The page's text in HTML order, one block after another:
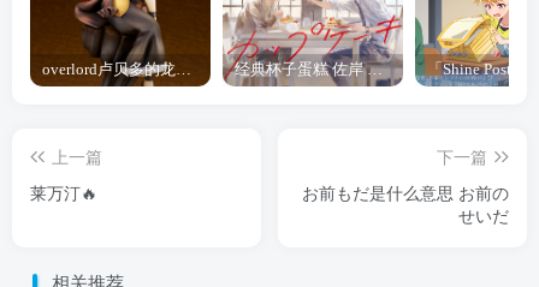
overlord卢贝多的龙王谁厉害 「Overlord」露普斯蕾琪娜·贝塔手办开订 经典杯子蛋糕 佐岸 漫画「经典杯子蛋糕」宣布真人日剧化
上一篇
莱万汀🔥
下一篇
お前もだ是什么意思 お前の
せいだ